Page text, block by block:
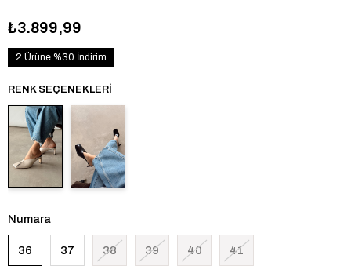
₺3.899,99
2.Ürüne %30 İndirim
RENK SEÇENEKLERI
Numara
36 37 38 39 40 41